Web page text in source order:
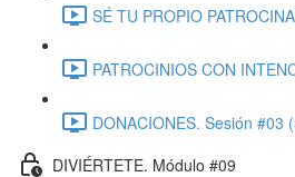
SÉ TU PROPIO
PATROCINIOS CON
DONACIONES. Sesión #03
DIVIÉRTETE. Módulo #09